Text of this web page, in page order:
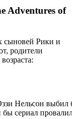
Adventures of
сыновей Рики и
родители
Нельсон выбил
бы сериал